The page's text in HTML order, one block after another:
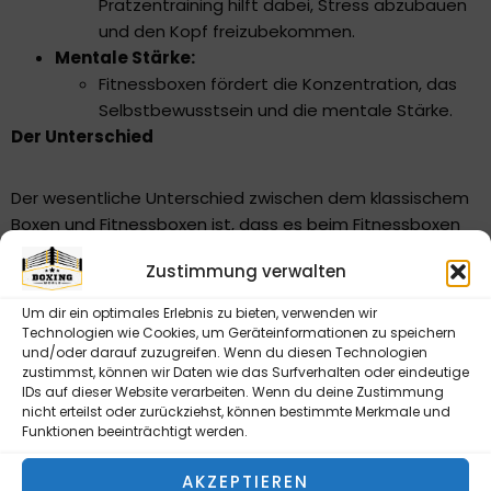
Zustimmung verwalten
Um dir ein optimales Erlebnis zu bieten, verwenden wir
Technologien wie Cookies, um Geräteinformationen zu speichern
und/oder darauf zuzugreifen. Wenn du diesen Technologien
zustimmst, können wir Daten wie das Surfverhalten oder eindeutige
IDs auf dieser Website verarbeiten. Wenn du deine Zustimmung
nicht erteilst oder zurückziehst, können bestimmte Merkmale und
Funktionen beeinträchtigt werden.
AKZEPTIEREN
Pratzentraining hilft dabei, Stress abzubauen
und den Kopf freizubekommen.
Mentale Stärke:
Fitnessboxen fördert die Konzentration, das
Selbstbewusstsein und die mentale Stärke.
Der Unterschied
Der wesentliche Unterschied zwischen dem klassischem
Boxen und Fitnessboxen ist, dass es beim Fitnessboxen
nicht darum geht, einen Gegner zu besiegen. Es geht um
das Training, die Bewegung und den Spaß an der
Aktivität.
Fazit
Sowohl das klassische Box-Workout als auch das
Fitnessboxen bieten ein umfassendes Training für Körper
und Geist. Sie sind ideal, um die körperliche Fitness zu